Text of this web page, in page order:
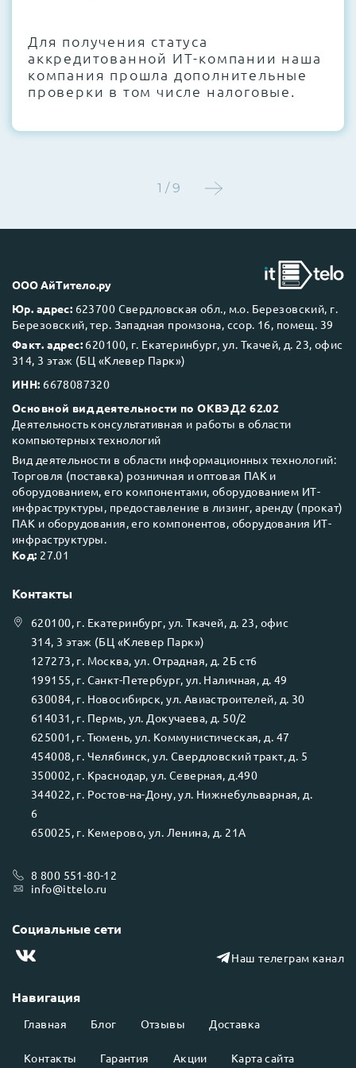
Этап 4:Стресс-тестирование под 100%
нагрузкой в течение 72 часов для
проверки стабильности всех подсистем
Next Business Day (NBD)
Для получения статуса
аккредитованной ИТ-компании наша
компания прошла дополнительные
проверки в том числе налоговые.
1 / 9
ООО АйТитело.ру
Юр. адрес: 623700 Свердловская обл., м.о. Березовский, г.
Березовский, тер. Западная промзона, ссор. 16, помещ. 39
Факт. адрес: 620100, г. Екатеринбург, ул. Ткачей, д. 23, офис
314, 3 этаж (БЦ «Клевер Парк»)
ИНН: 6678087320
Основной вид деятельности по ОКВЭД2 62.02
Деятельность консультативная и работы в области
компьютерных технологий
Вид деятельности в области информационных технологий:
Торговля (поставка) розничная и оптовая ПАК и
оборудованием, его компонентами, оборудованием ИТ-
инфраструктуры, предоставление в лизинг, аренду (прокат)
ПАК и оборудования, его компонентов, оборудования ИТ-
инфраструктуры.
Код: 27.01
Навигация
Главная Блог Отзывы Доставка
Контакты Гарантия Акции Карта сайта
Контакты
620100, г. Екатеринбург, ул.Ткачей, д. 23, офис
314, 3 этаж (БЦ «Клевер Парк»)
127273, г. Москва, ул. Отрадная, д. 2Б ст6
199155, г. Санкт-Петербург, ул. Наличная, д. 49
630084, г. Новосибирск, ул. Авиастроителей, д. 30
614031 , г. Пермь, ул. Докучаева, д. 50/2
625001 , г. Тюмень, ул. Коммунистическая, д. 47
454008, г. Челябинск, ул. Свердловский тракт, д. 5
350002, г. Краснодар, ул. Северная, д.490
344022, г. Ростов-на-Дону, ул. Нижнебульварная, д.
6
650025, г. Кемерово, ул. Ленина, д. 21А
8 800 551-80-12
info@ittelo.ru
Социальные сети
Наш телеграм канал